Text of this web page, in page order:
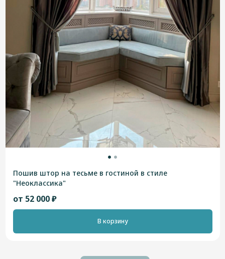
Пошив штор на тесьме в гостиной в стиле
"Неоклассика"
от 52 000 ₽
В корзину